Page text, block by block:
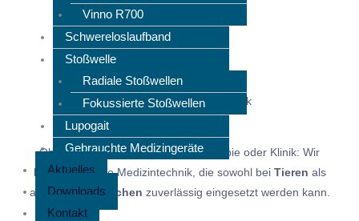
Vinno R700
Schwereloslaufband
Stoßwelle
Radiale Stoßwellen
Fokussierte Stoßwellen
Lupogait
Gebrauchte Medizingeräte
Aktuelles
Downloads
Kontakt
Ob in der Tierarztpraxis, Physiotherapie oder Klinik: Wir
bieten moderne Medizintechnik, die sowohl bei Tieren als
auch beimMenschen zuverlässig eingesetzt werden kann.